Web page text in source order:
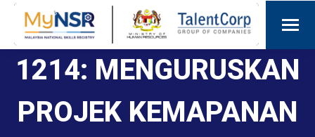
1214: MENGURUSKAN
PROJEK KEMAPANAN